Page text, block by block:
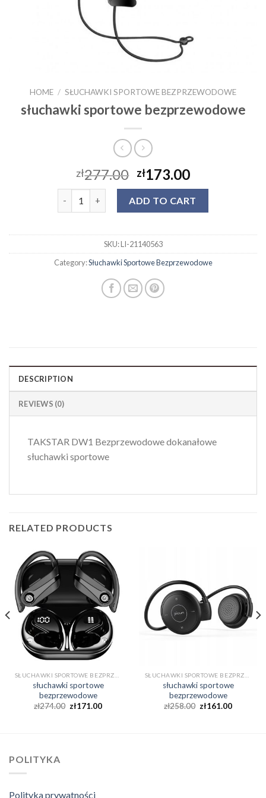
HOME / SŁUCHAWKI SPORTOWE BEZPRZEWODOWE
słuchawki sportowe bezprzewodowe
zł277.00 zł173.00
ADD TO CART
SKU:LI-21140563
Category:Słuchawki Sportowe Bezprzewodowe
DESCRIPTION
REVIEWS (0)
TAKSTAR DW1 Bezprzewodowe dokanałowe
słuchawki sportowe
RELATED PRODUCTS
słuchawki sportowe
bezprzewodowe
zł274.00 zł171.00
słuchawki sportowe
bezprzewodowe
zł258.00 zł161.00
POLITYKA
Polityka prywatności